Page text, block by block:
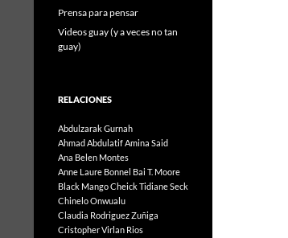
Prensa para pensar
Videos guay (y a veces no tan
guay)
RELACIONES
Abdulzarak Gurnah
Ahmad AbdulatifAmina Said
Ana Belen Montes
Anne Laure Bonnel Bai T. Moore
Black MangoCheick Tidiane Seck
Chinelo Onwualu
Claudia Rodriguez Zuñiga
Cristopher Virlan Rios